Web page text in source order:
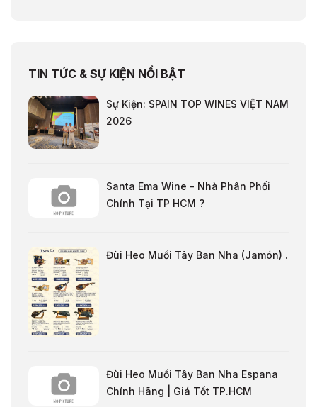
TIN TỨC & SỰ KIỆN NỔI BẬT
Sự Kiện: SPAIN TOP WINES VIỆT NAM
2026
Santa Ema Wine - Nhà Phân Phối
Chính Tại TP HCM ?
Đùi Heo Muối Tây Ban Nha (Jamón) .
Đùi Heo Muối Tây Ban Nha Espana
Chính Hãng | Giá Tốt TP.HCM